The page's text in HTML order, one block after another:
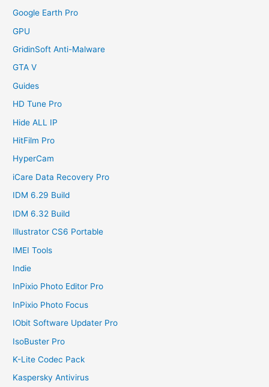
Google Earth Pro
GPU
GridinSoft Anti-Malware
GTA V
Guides
HD Tune Pro
Hide ALL IP
HitFilm Pro
HyperCam
iCare Data Recovery Pro
IDM 6.29 Build
IDM 6.32 Build
Illustrator CS6 Portable
IMEI Tools
Indie
InPixio Photo Editor Pro
InPixio Photo Focus
IObit Software Updater Pro
IsoBuster Pro
K-Lite Codec Pack
Kaspersky Antivirus